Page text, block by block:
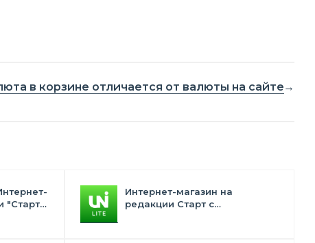
в корзине отличается от валюты на сайте
"Старт"
Интернет-магазин на
редакции Старт с